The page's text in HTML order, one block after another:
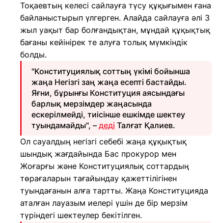
Тоқаевтың келесі сайлауға түсу құқығымен ғана
байланыстырып үлгерген. Алайда сайлауға әлі 3
жыл уақыт бар болғандықтан, мұндай құқықтық
бағаны кейінірек те алуға толық мүмкіндік
болды.
"Конституциялық соттың үкімі бойынша
жаңа Негізгі заң жаңа есепті бастайды.
Яғни, бұрынғы Конституция аясындағы
барлық мерзімдер жаңасында
ескерілмейді, тиісінше ешкімде шектеу
туындамайды", – деді Талғат Қалиев.
Ол сауалдың негізгі себебі жаңа құқықтық
шындық жағдайында Бас прокурор мен
Жоғарғы және Конституциялық соттардың
төрағаларын тағайындау қажеттілігінен
туындағанын алға тартты. Жаңа Конституцияда
аталған лауазым иелері үшін де бір мерзім
түріндегі шектеулер бекітілген.